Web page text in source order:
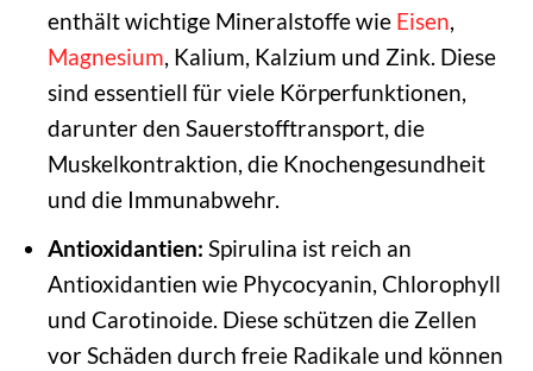
enthält wichtige Mineralstoffe wie Eisen
Magnesium , Kalium, Kalzium und Zink. Diese
sind essentiell für viele Körperfunktionen,
darunter den Sauerstofftransport, die
Muskelkontraktion, die Knochengesundheit
und die Immunabwehr.
Antioxidantien: Spirulina ist reich an
Antioxidantien wie Phycocyanin, Chlorophyll
und Carotinoide. Diese schützen die Zellen
vor Schäden durch freie Radikale und können